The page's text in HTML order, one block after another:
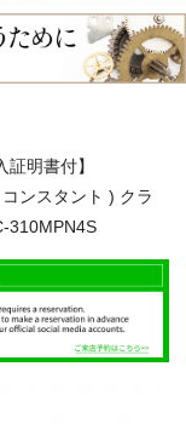
明書付】
ンスタント ) クラ
310MPN4S